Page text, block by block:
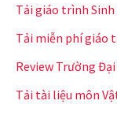
Tải giáo trình Sinh
Tải miễn phí giáo
Review Trường
Tải tài liệu môn